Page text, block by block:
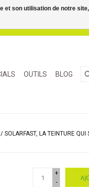
OUTILS BLOG
/ SOLARFAST, LA TEINTURE QUI
+
-
son utilisation de notre